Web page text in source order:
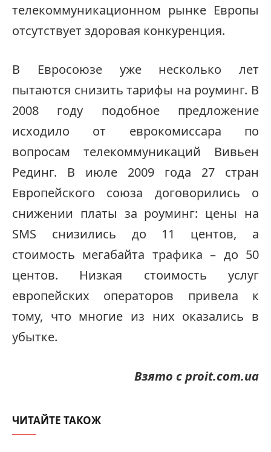
телекоммуникационном рынке Европы
отсутствует здоровая конкуренция.
В Евросоюзе уже несколько лет
пытаются снизить тарифы на роуминг. В
2008 году подобное предложение
исходило от еврокомиссара по
вопросам телекоммуникаций Вивьен
Рединг. В июле 2009 года 27 стран
Европейского союза договорились о
снижении платы за роуминг: цены на
SMS снизились до 11 центов, а
стоимость мегабайта трафика – до 50
центов. Низкая стоимость услуг
европейских операторов привела к
тому, что многие из них оказались в
убытке.
Взято с proit.com.ua
ЧИТАЙТЕ ТАКОЖ